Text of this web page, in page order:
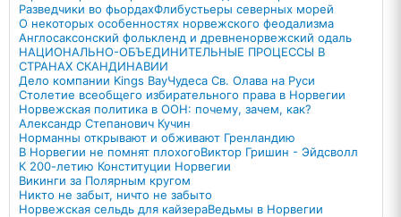
Разведчики во фьордахФлибустьеры северных морей
О некоторых особенностях норвежского феодализма
Англосаксонский фолькленд и древненорвежский одаль
НАЦИОНАЛЬНО-ОБЪЕДИНИТЕЛЬНЫЕ ПРОЦЕССЫ В
СТРАНАХ СКАНДИНАВИИ
Дело компании Kings BayЧудеса Св. Олава на Руси
Столетие всеобщего избирательного права в Норвегии
Норвежская политика в ООН: почему, зачем, как?
Александр Степанович Кучин
Норманны открывают и обживают Гренландию
В Норвегии не помнят плохогоВиктор Гришин - Эйдсволл
К 200-летию Конституции Норвегии
Викинги за Полярным кругом
Никто не забыт, ничто не забыто
Норвежская сельдь для кайзераВедьмы в Норвегии